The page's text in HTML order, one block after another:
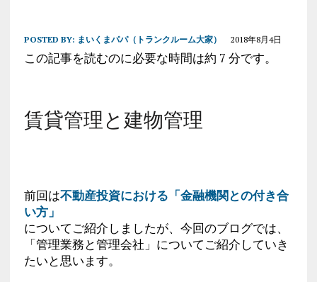
POSTED BY: まいくまパパ（トランクルーム大家） 2018年8月4日
この記事を読むのに必要な時間は約 7 分です。
賃貸管理と建物管理
前回は不動産投資における「金融機関との付き合
い方」
についてご紹介しましたが、今回のブログでは、
「管理業務と管理会社」についてご紹介していき
たいと思います。